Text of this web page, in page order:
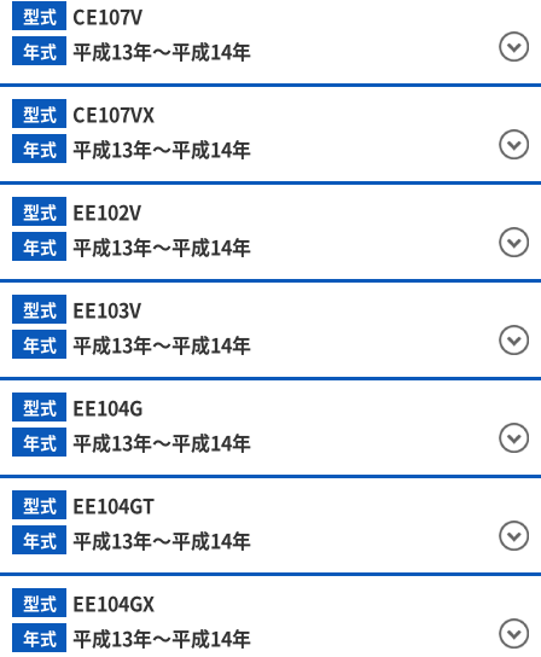
型式 CE107V
年式 平成13年～平成14年
型式 CE107VX
年式 平成13年～平成14年
型式 EE102V
年式 平成13年～平成14年
型式 EE103V
年式 平成13年～平成14年
型式 EE104G
年式 平成13年～平成14年
型式 EE104GT
年式 平成13年～平成14年
型式 EE104GX
年式 平成13年～平成14年